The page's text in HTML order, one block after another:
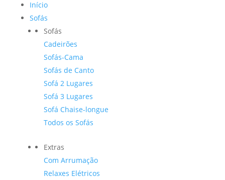
Início
Sofás
Sofás
Cadeirões
Sofás-Cama
Sofás de Canto
Sofá 2 Lugares
Sofá 3 Lugares
Sofá Chaise-longue
Todos os Sofás
Extras
Com Arrumação
Relaxes Elétricos